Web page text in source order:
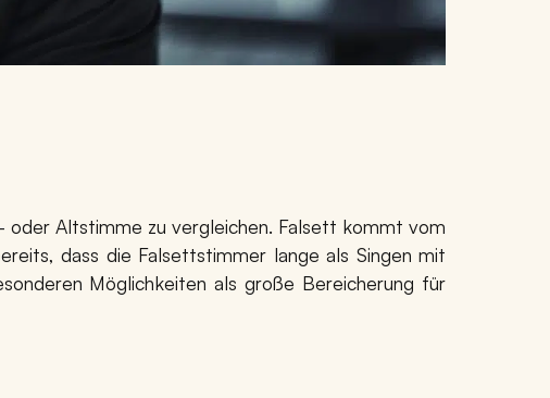
oder Altstimme zu vergleichen. Falsett kommt vom
dass die Falsettstimmer lange als Singen mit
Möglichkeiten als große Bereicherung für